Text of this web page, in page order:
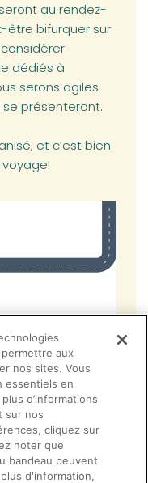
au rendez-
être bifurquer sur
dédiés à
serons agiles
présenteront.
et c’est bien
aux
nos sites. Vous
essentiels en
d’informations
sur nos
cliquez sur
noter que
bandeau peuvent
d'information,